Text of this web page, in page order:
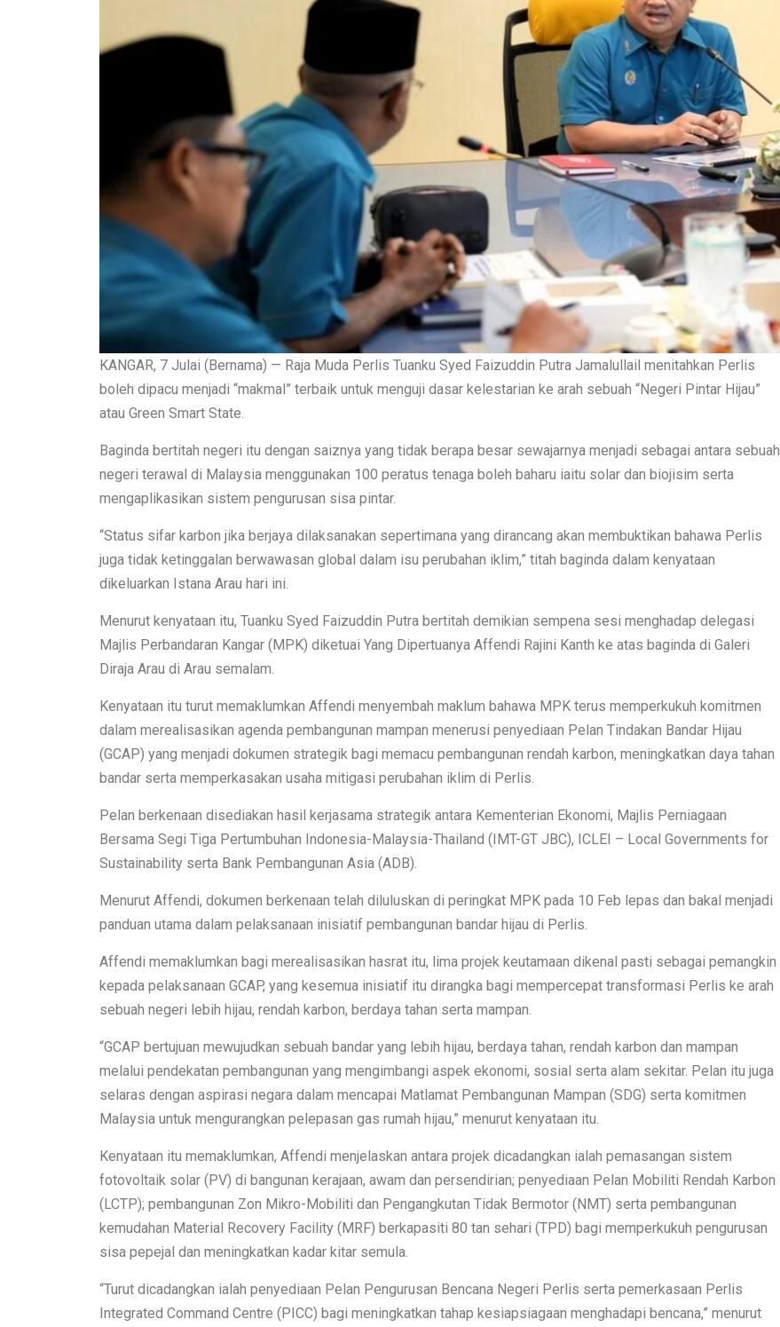
KANGAR, 7 Julai (Bernama) — Raja Muda Perlis Tuanku Syed Faizuddin Putra Jamalullail menitahkan Perlis
boleh dipacu menjadi “makmal” terbaik untuk menguji dasar kelestarian ke arah sebuah “Negeri Pintar Hijau”
atau Green Smart State.
Baginda bertitah negeri itu dengan saiznya yang tidak berapa besar sewajarnya menjadi sebagai antara sebuah
negeri terawal di Malaysia menggunakan 100 peratus tenaga boleh baharu iaitu solar dan biojisim serta
mengaplikasikan sistem pengurusan sisa pintar.
“Status sifar karbon jika berjaya dilaksanakan sepertimana yang dirancang akan membuktikan bahawa Perlis
juga tidak ketinggalan berwawasan global dalam isu perubahan iklim,” titah baginda dalam kenyataan
dikeluarkan Istana Arau hari ini.
Menurut kenyataan itu, Tuanku Syed Faizuddin Putra bertitah demikian sempena sesi menghadap delegasi
Majlis Perbandaran Kangar (MPK) diketuai Yang Dipertuanya Affendi Rajini Kanth ke atas baginda di Galeri
Diraja Arau di Arau semalam.
Kenyataan itu turut memaklumkan Affendi menyembah maklum bahawa MPK terus memperkukuh komitmen
dalam merealisasikan agenda pembangunan mampan menerusi penyediaan Pelan Tindakan Bandar Hijau
(GCAP) yang menjadi dokumen strategik bagi memacu pembangunan rendah karbon, meningkatkan daya tahan
bandar serta memperkasakan usaha mitigasi perubahan iklim di Perlis.
Pelan berkenaan disediakan hasil kerjasama strategik antara Kementerian Ekonomi, Majlis Perniagaan
Bersama Segi Tiga Pertumbuhan Indonesia-Malaysia-Thailand (IMT-GT JBC), ICLEI – Local Governments for
Sustainability serta Bank Pembangunan Asia (ADB).
Menurut Affendi, dokumen berkenaan telah diluluskan di peringkat MPK pada 10 Feb lepas dan bakal menjadi
panduan utama dalam pelaksanaan inisiatif pembangunan bandar hijau di Perlis.
Affendi memaklumkan bagi merealisasikan hasrat itu, lima projek keutamaan dikenal pasti sebagai pemangkin
kepada pelaksanaan GCAP, yang kesemua inisiatif itu dirangka bagi mempercepat transformasi Perlis ke arah
sebuah negeri lebih hijau, rendah karbon, berdaya tahan serta mampan.
“GCAP bertujuan mewujudkan sebuah bandar yang lebih hijau, berdaya tahan, rendah karbon dan mampan
melalui pendekatan pembangunan yang mengimbangi aspek ekonomi, sosial serta alam sekitar. Pelan itu juga
selaras dengan aspirasi negara dalam mencapai Matlamat Pembangunan Mampan (SDG) serta komitmen
Malaysia untuk mengurangkan pelepasan gas rumah hijau,” menurut kenyataan itu.
Kenyataan itu memaklumkan, Affendi menjelaskan antara projek dicadangkan ialah pemasangan sistem
fotovoltaik solar (PV) di bangunan kerajaan, awam dan persendirian; penyediaan Pelan Mobiliti Rendah Karbon
(LCTP); pembangunan Zon Mikro-Mobiliti dan Pengangkutan Tidak Bermotor (NMT) serta pembangunan
kemudahan Material Recovery Facility (MRF) berkapasiti 80 tan sehari (TPD) bagi memperkukuh pengurusan
sisa pepejal dan meningkatkan kadar kitar semula.
“Turut dicadangkan ialah penyediaan Pelan Pengurusan Bencana Negeri Perlis serta pemerkasaan Perlis
Integrated Command Centre (PICC) bagi meningkatkan tahap kesiapsiagaan menghadapi bencana,” menurut